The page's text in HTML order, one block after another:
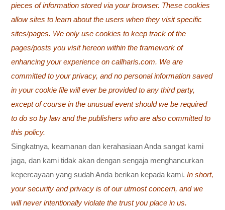
pieces of information stored via your browser. These cookies
allow sites to learn about the users when they visit specific
sites/pages. We only use cookies to keep track of the
pages/posts you visit hereon within the framework of
enhancing your experience on callharis.com. We are
committed to your privacy, and no personal information saved
in your cookie file will ever be provided to any third party,
except of course in the unusual event should we be required
to do so by law and the publishers who are also committed to
this policy.
Singkatnya, keamanan dan kerahasiaan Anda sangat kami
jaga, dan kami tidak akan dengan sengaja menghancurkan
kepercayaan yang sudah Anda berikan kepada kami.In short,
your security and privacy is of our utmost concern, and we
will never intentionally violate the trust you place in us.